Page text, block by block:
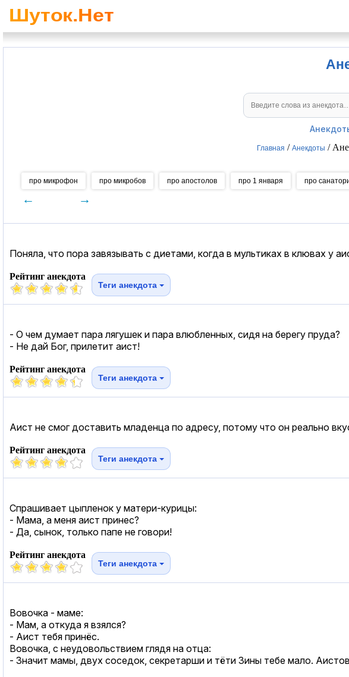
Главная / Анекдоты /
про микрофон про микробов про апостолов про 1 января про
← →
Поняла, что пора завязывать с диетами, когда в мультиках в клювах у
Рейтинг анекдота
Теги анекдота
- О чем думает пара лягушек и пара влюбленных, сидя на берегу пруда?
- Не дай Бог, прилетит аист!
Рейтинг анекдота
Теги анекдота
Аист не смог доставить младенца по адресу, потому что он реально
Рейтинг анекдота
Теги анекдота
Спрашивает цыпленок у матери-курицы:
- Мама, а меня аист принес?
- Да, сынок, только папе не говори!
Рейтинг анекдота
Теги анекдота
Вовочка - маме:
- Мам, а откуда я взялся?
- Аист тебя принёс.
Вовочка, с неудовольствием глядя на отца:
- Значит мамы, двух соседок, секретарши и тёти Зины тебе мало.